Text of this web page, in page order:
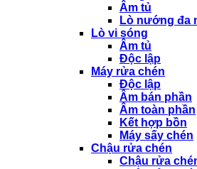
Âm tủ
Lò nướng đa
Lò vi sóng
Âm tủ
Độc lập
Máy rửa chén
Độc lập
Âm bán phần
Âm toàn phần
Kết hợp bồn
Máy sấy chén
Chậu rửa chén
Chậu rửa